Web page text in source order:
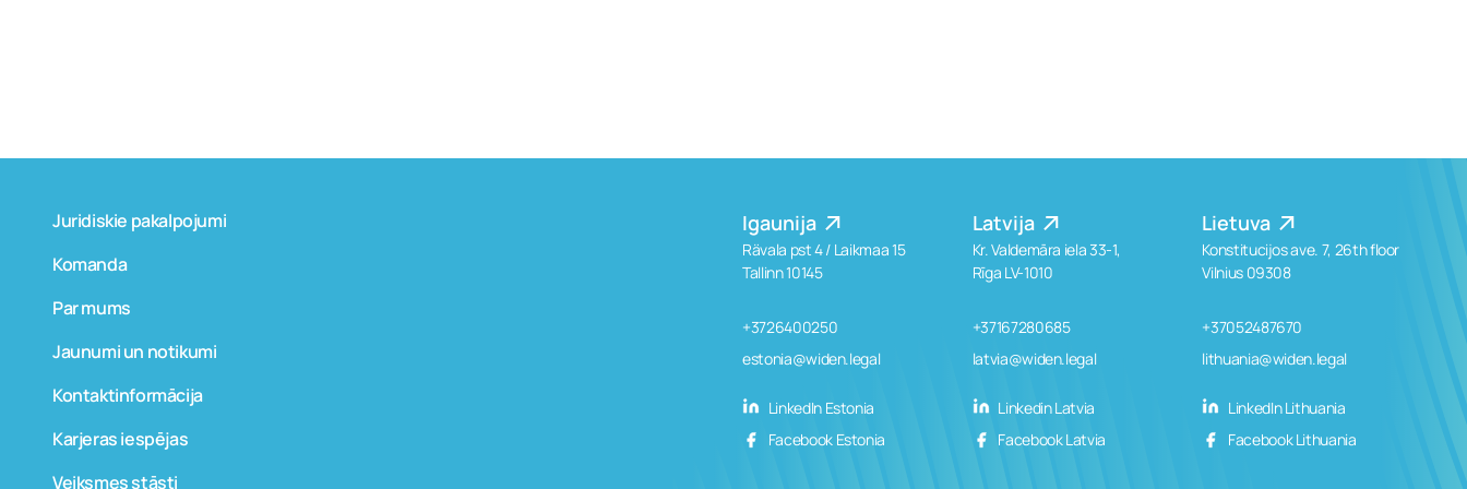
Igaunija
Rävala pst 4 / Laikmaa 15
Tallinn 10145
+3726400250
estonia@widen.legal
LinkedIn Estonia
Facebook Estonia
Latvija
Kr. Valdemāra iela 33-1,
Rīga LV-1010
+37167280685
latvia@widen.legal
Linkedin Latvia
Facebook Latvia
Lietuva
Konstitucijos ave. 7, 26th floor
Vilnius 09308
+37052487670
lithuania@widen.legal
LinkedIn Lithuania
Facebook Lithuania
Juridiskie pakalpojumi
Komanda
Par mums
Jaunumi un notikumi
Kontaktinformācija
Karjeras iespējas
Veiksmes stāsti